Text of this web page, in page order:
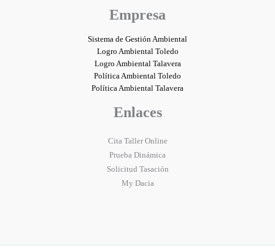
Empresa
Sistema de Gestión Ambiental
Logro Ambiental Toledo
Logro Ambiental Talavera
Política Ambiental Toledo
Política Ambiental Talavera
Enlaces
Cita Taller Online
Prueba Dinámica
Solicitud Tasación
My Dacia